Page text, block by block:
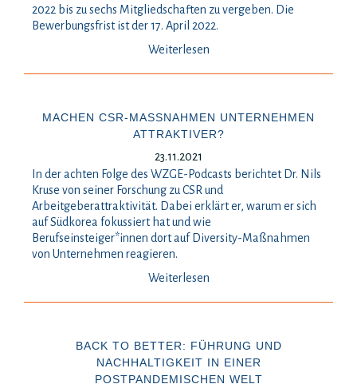
2022 bis zu sechs Mitgliedschaften zu vergeben. Die
Bewerbungsfrist ist der 17. April 2022.
Weiterlesen
MACHEN CSR-MASSNAHMEN UNTERNEHMEN A
TTRAKTIVER?
23.11.2021
In der achten Folge des WZGE-Podcasts berichtet Dr. Nils
Kruse von seiner Forschung zu CSR und
Arbeitgeberattraktivität. Dabei erklärt er, warum er sich
auf Südkorea fokussiert hat und wie
Berufseinsteiger*innen dort auf Diversity-Maßnahmen
von Unternehmen reagieren.
Weiterlesen
BACK TO BETTER: FÜHRUNG UND
NACHHALTIGKEIT IN EINER
POSTPANDEMISCHEN WELT